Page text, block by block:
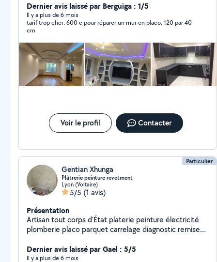
Dernier avis laissé par Berguiga : 1/5
Il y a plus de 6 mois
tarif trop cher. 600 e pour réparer un mur en placo. 120 par 40
cm
Voir le profil Contacter
Particulier
Gentian Xhunga
Plâtrerie peinture revetment
Lyon (Voltaire)
5/5 (1 avis)
Présentation
Artisan tout corps d'État platerie peinture électricité
plomberie placo parquet carrelage diagnostic remise
de cuisine décoration intérieur isolation des combles
maçonnerie construction de mezzanine
Dernier avis laissé par Gael : 5/5
Il y a plus de 6 mois